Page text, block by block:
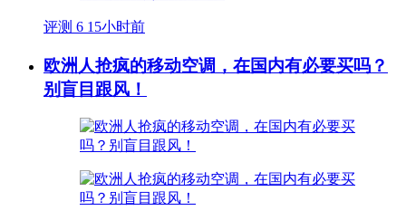
评测 6 15小时前
欧洲人抢疯的移动空调，在国内有必要买吗？
别盲目跟风！